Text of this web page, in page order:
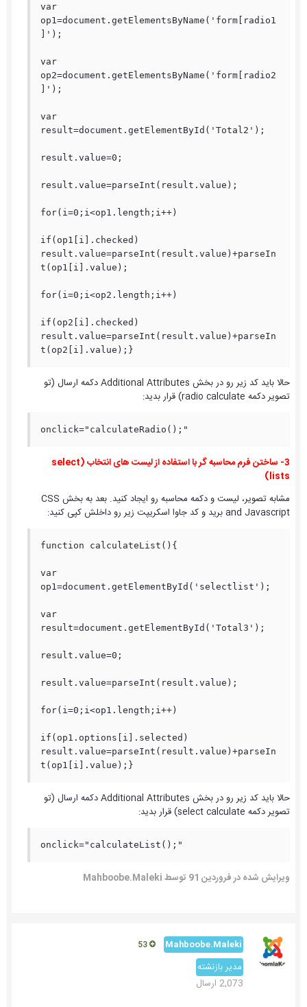
var
op1=document.getElementsByName('form[radio1
]');
var
op2=document.getElementsByName('form[radio2
]');
var
result=document.getElementById('Total2');
result.value=0;
result.value=parseInt(result.value);
for(i=0;i<op1.length;i++)
if(op1[i].checked)
result.value=parseInt(result.value)+parseIn
t(op1[i].value);
for(i=0;i<op2.length;i++)
if(op2[i].checked)
result.value=parseInt(result.value)+parseIn
t(op2[i].value);}
حالا باید کد زیر رو در بخش Additional Attributes دکمه ارسال (تو
تصویر دکمه radio calculate) قرار بدید:
onclick="calculateRadio();"
3- ساختن فرم محاسبه گر با استفاده از لیست های انتخاب (select
lists)
مشابه تصویر، لیست و دکمه محاسبه رو ایجاد کنید. بعد به بخش CSS
and Javascript برید و کد جاوا اسکریپت زیر رو داخلش کپی کنید:
function calculateList(){
var
op1=document.getElementById('selectlist');
var
result=document.getElementById('Total3');
result.value=0;
result.value=parseInt(result.value);
for(i=0;i<op1.length;i++)
if(op1.options[i].selected)
result.value=parseInt(result.value)+parseIn
t(op1[i].value);}
حالا باید کد زیر رو در بخش Additional Attributes دکمه ارسال (تو
تصویر دکمه select calculate) قرار بدید:
onclick="calculateList();"
ویرایش شده درفروردین 91 توسط Mahboobe.Maleki
Mahboobe.Maleki
مدیر بازنشته
2,073 ارسال